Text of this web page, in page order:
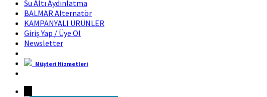
Su Altı Aydınlatma
BALMAR Alternatör
KAMPANYALI ÜRÜNLER
Giriş Yap / Üye Ol
Newsletter
Müşteri Hizmetleri